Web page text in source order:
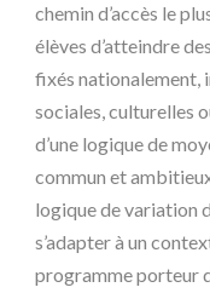
chemin d’accès le
élèves d’atteindre
fixés nationalement,
sociales, culturelles
d’une logique de
commun et
logique de variation
s’adapter à un
programme porteur